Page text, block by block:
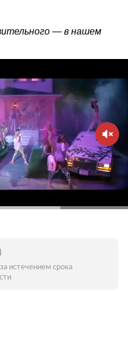
— в нашем
истечением срока